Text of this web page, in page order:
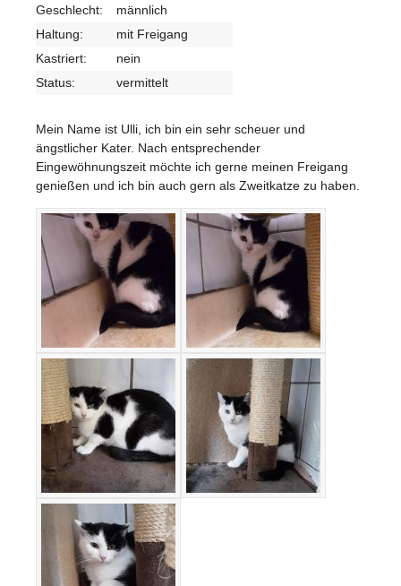
Geschlecht:
männlich
Haltung:
mit Freigang
Kastriert:
nein
Status:
vermittelt
Mein Name ist Ulli, ich bin ein sehr scheuer und
ängstlicher Kater. Nach entsprechender
Eingewöhnungszeit möchte ich gerne meinen Freigang
genießen und ich bin auch gern als Zweitkatze zu haben.